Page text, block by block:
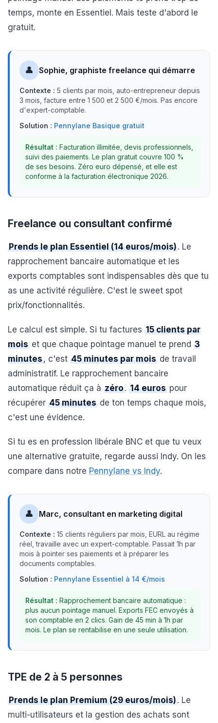
temps, monte en Essentiel. Mais teste d'abord le
gratuit.
👤 Sophie, graphiste freelance qui démarre
Contexte : 5 clients par mois, auto-entrepreneur depuis
3 mois, facture entre 1 500 et 2 500 €/mois. Pas encore
d'expert-comptable.
Solution : Pennylane Basique gratuit
Résultat : Facturation illimitée, devis professionnels,
suivi des paiements. Le plan gratuit couvre 100 %
de ses besoins. Zéro euro dépensé, et elle est
conforme à la facturation électronique 2026.
Freelance ou consultant confirmé
Prends le plan Essentiel (14 euros/mois). Le
rapprochement bancaire automatique et les
exports comptables sont indispensables dès que tu
as une activité régulière. C'est le sweet spot
prix/fonctionnalités.
Le calcul est simple. Si tu factures 15 clients par
mois et que chaque pointage manuel te prend 3
minutes, c'est 45 minutes par mois de travail
administratif. Le rapprochement bancaire
automatique réduit ça à zéro. 14 euros pour
récupérer 45 minutes de ton temps chaque mois,
c'est une évidence.
Si tu es en profession libérale BNC et que tu veux
une alternative gratuite, regarde aussi Indy. On les
compare dans notre Pennylane vs Indy.
👤 Marc, consultant en marketing digital
Contexte : 15 clients réguliers par mois, EURL au régime
réel, travaille avec un expert-comptable. Passait 1h par
mois à pointer ses paiements et à préparer les
documents comptables.
Solution : Pennylane Essentiel à 14 €/mois
Résultat : Rapprochement bancaire automatique :
plus aucun pointage manuel. Exports FEC envoyés à
son comptable en 2 clics. Gain de 45 min à 1h par
mois. Le plan se rentabilise en une seule utilisation.
TPE de 2 à 5 personnes
Prends le plan Premium (29 euros/mois). Le
multi-utilisateurs et la gestion des achats sont